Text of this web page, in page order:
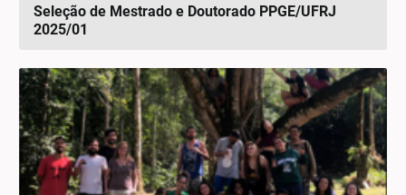
Seleção de Mestrado e Doutorado PPGE/UFRJ
2025/01